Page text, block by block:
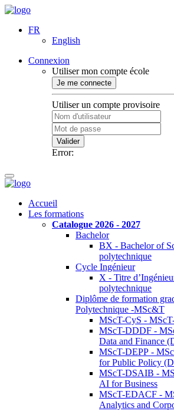
FR
English
Connexion
Utiliser mon compte école
Je me connecte
Utiliser un compte provisoire
Valider
Error:
Accueil
Les formations
Catalogue 2026 - 2027
Bachelor
BX - Bachelor of
polytechnique
Cycle Ingénieur
X - Titre
polytechnique
Diplôme de formation
Polytechnique -MSc&T
MScT-CyS -
MScT-DDDF -
Data and Finance
MScT-DEPP -
for Public Policy
MScT-DSAIB -
AI for Business
MScT-EDACF -
Analytics and